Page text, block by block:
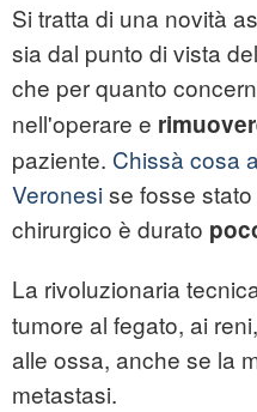
Si tratta di una novità
sia dal punto di vista
che per quanto
nell'operare e
paziente. Chissà cosa
Veronesise fosse
chirurgico è durato
La rivoluzionaria
tumore al fegato, ai
alle ossa, anche se la
metastasi.